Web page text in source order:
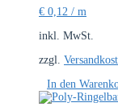
€ 0,12 / m
inkl. MwSt.
zzgl.
In den